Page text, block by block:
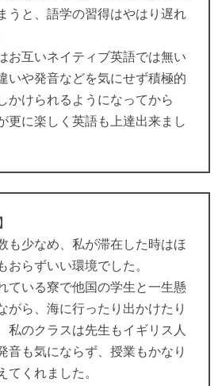
うと、語学の習得はやはり遅れ
お互いネイティブ英語では無い
いや発音などを気にせず積極的
かけられるようになってから
更に楽しく英語も上達出来まし
も少なめ、私が滞在した時はほ
おらずいい環境でした。
ている寮で他国の学生と一生懸
がら、海に行ったり出かけたり
私のクラスは先生もイギリス人
音も気にならず、授業もかなり
てくれました。